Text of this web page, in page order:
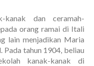
kanak dan ceramah-
orang ramai di Itali
lain menjadikan Maria
tahun 1904, beliau
kanak-kanak di